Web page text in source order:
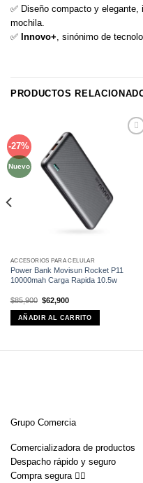
✅ Diseño compacto y
mochila.
✅ Innovo+, sinónimo de
PRODUCTOS
-27%
Nuevo
ACCESORIOS PARA CELULAR
Power Bank Movisun Rocket P11
10000mah Carga Rapida 10.5w
$85,900 El
precio
original
era:
$85,900.
$62,900El
actual
es:
$62,900.
AÑADIR AL CARRITO
Grupo Comercia
Comercializadora de productos
Despacho rápido y seguro
Compra segura 👇🏼